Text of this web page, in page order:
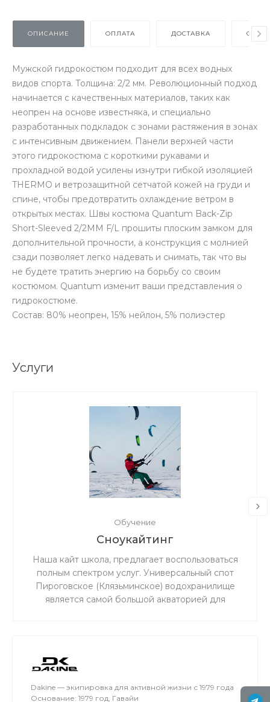
ОПИСАНИЕ ОПЛАТА ДОСТАВКА
Мужской гидрокостюм подходит для всех водных
видов спорта. Толщина: 2/2 мм. Революционный подход
начинается с качественных материалов, таких как
неопрен на основе известняка, и специально
разработанных подкладок с зонами растяжения в зонах
с интенсивным движением. Панели верхней части
этого гидрокостюма с короткими рукавами и
прохладной водой усилены изнутри гибкой изоляцией
THERMO и ветрозащитной сетчатой кожей на груди и
спине, чтобы предотвратить охлаждение ветром в
открытых местах. Швы костюма Quantum Back-Zip
Short-Sleeved 2/2MM F/L прошиты плоским замком для
дополнительной прочности, а конструкция с молнией
сзади позволяет легко надевать и снимать, так что вы
не будете тратить энергию на борьбу со своим
костюмом. Quantum изменит ваши представления о
гидрокостюме.
Состав: 80% неопрен, 15% нейлон, 5% полиэстер
Услуги
Обучение
Сноукайтинг
Наша кайт школа, предлагает воспользоваться
полным спектром услуг. Универсальный спот
Пироговское (Клязьминское) водохранилище
является самой большой акваторией для
Dakine — экипировка для активной жизни с 1979 года
Основание: 1979 год, Гавайи